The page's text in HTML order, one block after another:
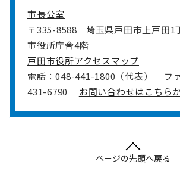
市長公室
〒335-8588
埼玉県戸田市上戸田
市役所庁舎4階
戸田市役所アクセスマップ
電話：048-441-1800（代表）
フ
431-6790
お問い合わせはこちら
ページの先頭へ戻る